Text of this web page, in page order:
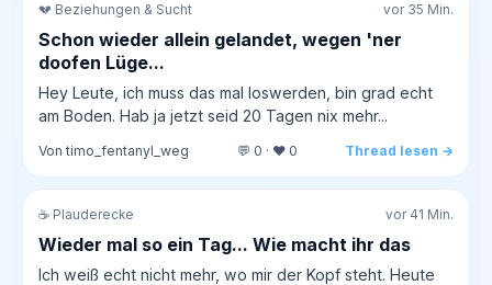
💔 Beziehungen & Sucht vor 35 Min.
Schon wieder allein gelandet, wegen 'ner
doofen Lüge...
Hey Leute, ich muss das mal loswerden, bin grad echt
am Boden. Hab ja jetzt seid 20 Tagen nix mehr...
Von timo_fentanyl_weg 💬 0 · ❤️ 0 Thread lesen →
☕ Plauderecke vor 41 Min.
Wieder mal so ein Tag... Wie macht ihr das
Ich weiß echt nicht mehr, wo mir der Kopf steht. Heute